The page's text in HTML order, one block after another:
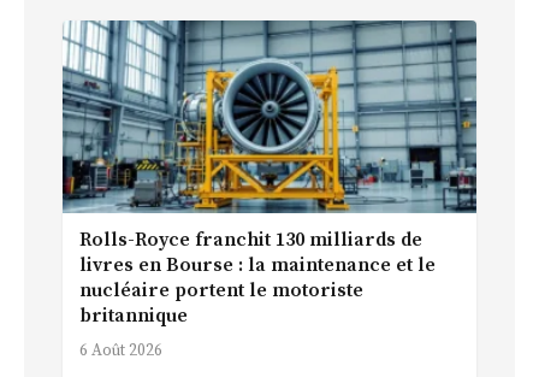
Rolls-Royce franchit 130 milliards de
livres en Bourse : la maintenance et le
nucléaire portent le motoriste
britannique
6 Août 2026